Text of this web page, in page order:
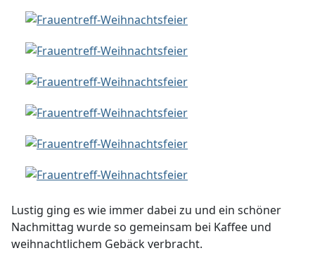
Lustig ging es wie immer dabei zu und ein schöner
Nachmittag wurde so gemeinsam bei Kaffee und
weihnachtlichem Gebäck verbracht.